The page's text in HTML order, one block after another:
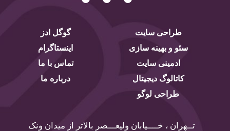
طراحی سایت
سئو و بهینه سازی
ادمینی سایت
کاتالوگ دیجیتال
طراحی لوگو
گوگل ادز
اینستاگرام
تماس با ما
درباره ما
تــهران ، خــــیابان ولیعـــصر بالاتر از میدان ونک